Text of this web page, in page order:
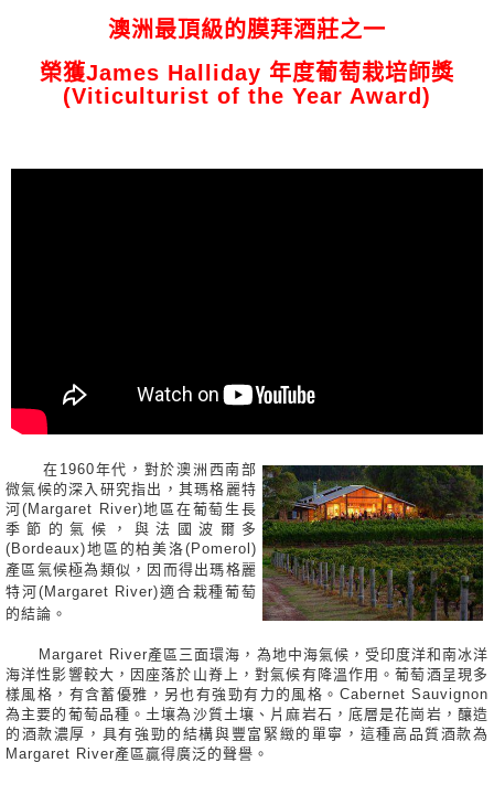
澳洲最頂級的膜拜酒莊之一
榮獲James Halliday 年度葡萄栽培師獎
(Viticulturist of the Year Award)
在1960年代，對於澳洲西南部
微氣候的深入研究指出，其瑪格麗特
河(Margaret River)地區在葡萄生長
季節的氣候，與法國波爾多
(Bordeaux)地區的柏美洛(Pomerol)
產區氣候極為類似，因而得出瑪格麗
特河(Margaret River)適合栽種葡萄
的結論。
Margaret River產區三面環海，為地中海氣候，受印度洋和南冰洋
海洋性影響較大，因座落於山脊上，對氣候有降溫作用。葡萄酒呈現多
樣風格，有含蓄優雅，另也有強勁有力的風格。Cabernet Sauvignon
為主要的葡萄品種。土壤為沙質土壤、片麻岩石，底層是花崗岩，釀造
的酒款濃厚，具有強勁的結構與豐富緊緻的單寧，這種高品質酒款為
Margaret River產區贏得廣泛的聲譽。